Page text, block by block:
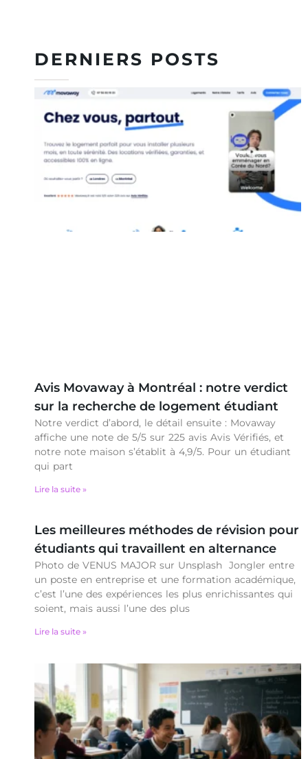
DERNIERS POSTS
Avis Movaway à Montréal : notre verdict
sur la recherche de logement étudiant
Notre verdict d’abord, le détail ensuite : Movaway
affiche une note de 5/5 sur 225 avis Avis Vérifiés, et
notre note maison s’établit à 4,9/5. Pour un étudiant
qui part
Lire la suite »
Les meilleures méthodes de révision pour
étudiants qui travaillent en alternance
Photo de VENUS MAJOR sur Unsplash Jongler entre
un poste en entreprise et une formation académique,
c’est l’une des expériences les plus enrichissantes qui
soient, mais aussi l’une des plus
Lire la suite »